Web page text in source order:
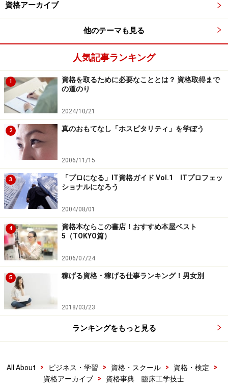
資格アーカイブ
他のテーマも見る
人気記事ランキング
1
資格を取るために必要なこととは？ 資格取得まで
の道のり
2024/10/21
2 真のおもてなし「ホスピタリティ」を学ぼう
2006/11/15
3
「プロになる」IT資格ガイド Vol.1 ITプロフェッ
ショナルになろう
2004/08/01
4
資格本ならこの書店！おすすめ本屋ベスト
5（TOKYO篇）
2006/07/24
5 稼げる資格・稼げる仕事ランキング！男女別
2018/03/23
ランキングをもっと見る
All About > ビジネス・学習 > 資格・スクール > 資格・検定
>
資格アーカイブ
> 資格事典 臨床工学技士